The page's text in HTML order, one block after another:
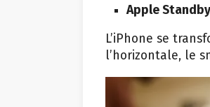
Apple Standby
L’iPhone se
l’horizontale, le